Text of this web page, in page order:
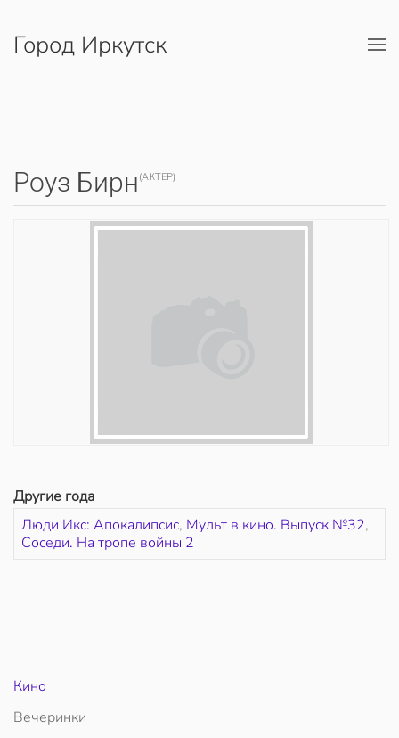
Перейти к содержимому
Город Иркутск
Роуз Бирн (АКТЕР)
Другие года
Люди Икс: Апокалипсис, Мульт в кино. Выпуск №32,
Соседи. На тропе войны 2
Кино
Вечеринки